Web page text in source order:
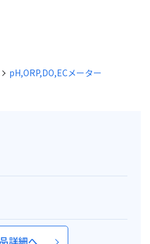
pH,ORP,DO,ECメーター
詳細へ